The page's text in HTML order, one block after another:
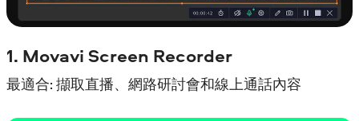
1. Movavi Screen Recorder
最適合: 擷取直播、網路研討會和線上通話內容